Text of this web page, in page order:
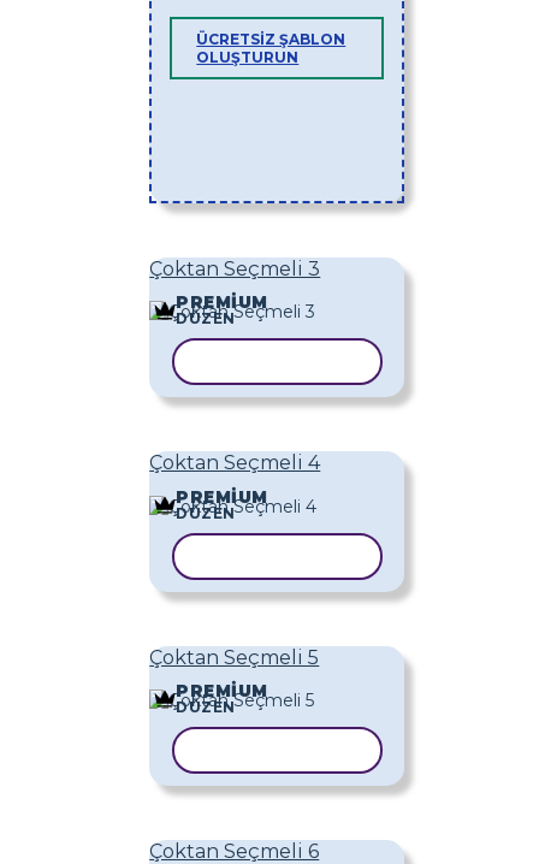
ÜCRETSIZ ŞABLON
OLUŞTURUN
Çoktan Seçmeli 3
PREMIUM
DÜZEN
Çoktan Seçmeli 4
PREMIUM
DÜZEN
Çoktan Seçmeli 5
PREMIUM
DÜZEN
Çoktan Seçmeli 6